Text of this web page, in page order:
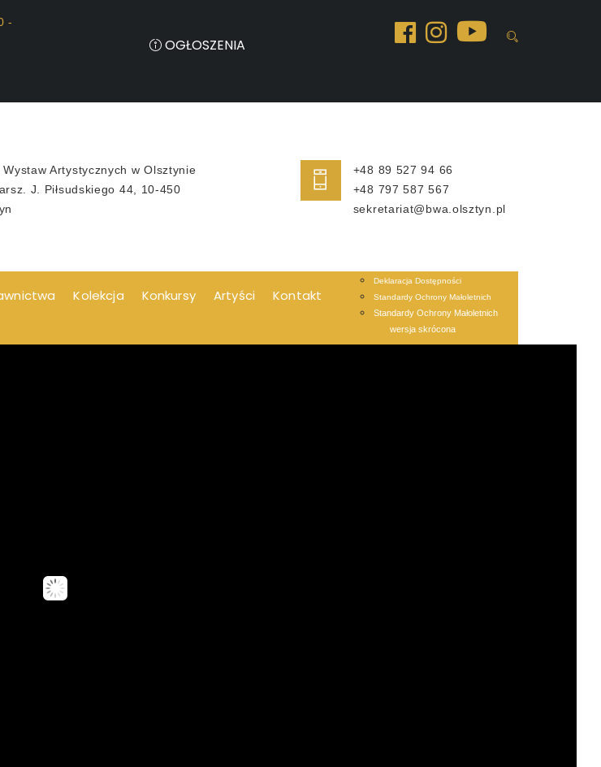
-
OGŁOSZENIA
Wystaw Artystycznych w Olsztynie
J. Piłsudskiego 44, 10-450
+48 89 527 94 66
+48 797 587 567
sekretariat@bwa.olsztyn.pl
Kolekcja Konkursy Artyści Kontakt
Deklaracja Dostępności
Standardy Ochrony Małoletnich
Standardy Ochrony Małoletnich
wersja skrócona